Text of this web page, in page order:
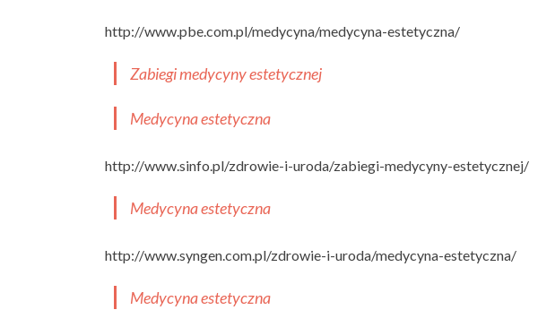
http://www.pbe.com.pl/medycyna/medycyna-estetyczna/
Zabiegi medycyny estetycznej
Medycyna estetyczna
http://www.sinfo.pl/zdrowie-i-uroda/zabiegi-medycyny-estetycznej/
Medycyna estetyczna
http://www.syngen.com.pl/zdrowie-i-uroda/medycyna-estetyczna/
Medycyna estetyczna